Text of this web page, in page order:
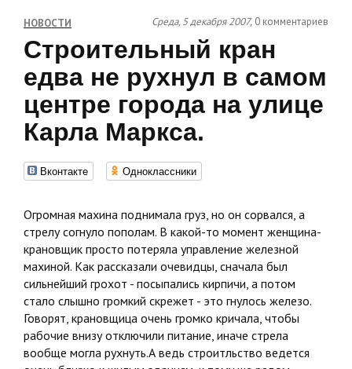
НОВОСТИ Среда, 5 декабря 2007, 0 комментариев
Строительный кран
едва не рухнул в самом
центре города на улице
Карла Маркса.
Вконтакте Одноклассники
Огромная махина поднимала груз, но он сорвался, а
стрелу согнуло пополам. В какой-то момент женщина-
крановщик просто потеряла управление железной
махиной. Как рассказали очевидцы, сначала был
сильнейший грохот - посыпались кирпичи, а потом
стало слышно громкий скрежет - это гнулось железо.
Говорят, крановщица очень громко кричала, чтобы
рабочие внизу отключили питание, иначе стрела
вообще могла рухнуть.А ведь строитльство ведется